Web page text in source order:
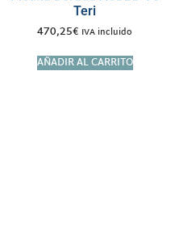
Teri
470,25€ IVA incluido
AÑADIR AL CARRITO